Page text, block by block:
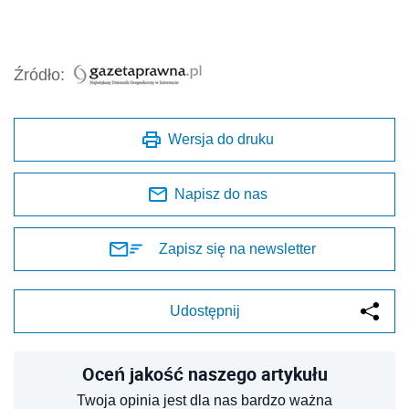
Źródło:
Wersja do druku
Napisz do nas
Zapisz się na newsletter
Udostępnij
Oceń jakość naszego artykułu
Twoja opinia jest dla nas bardzo ważna